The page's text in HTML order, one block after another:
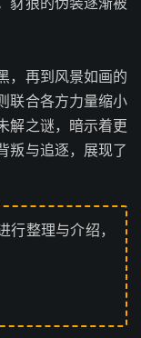
，再到风景如画的
联合各方力量缩小
解之谜，暗示着更
叛与追逐，展现了
行整理与介绍，